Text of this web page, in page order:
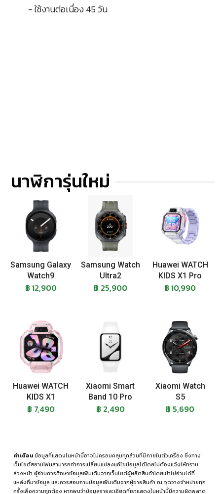
- ใช้งานต่อเนื่อง 45 วัน
นาฬิการุ่นใหม่
Samsung Galaxy
Watch9
฿ 12,900
Samsung Watch
Ultra2
฿ 25,900
Huawei WATCH
KIDS X1 Pro
฿ 10,990
Huawei WATCH
KIDS X1
฿ 7,490
Xiaomi Smart
Band 10 Pro
฿ 2,490
Xiaomi Watch
S5
฿ 5,690
คำเตือนข้อมูลที่แสดงในหน้านี้อาจไม่ครอบคลุมทุกส่วนที่มีภายในตัวเครื่อง ซึ่งทาง
เว็บไซต์สยามโฟนสามารถทำการเปลี่ยนแปลงแก้ไขข้อมูลได้โดยไม่ต้องแจ้งให้ทราบ
ล่วงหน้า ผู้อ่านควรศึกษาข้อมูลเพิ่มเติมจากเว็บไซต์ผู้ผลิตสินค้าโดยเข้าไปอ่านได้ที่
แหล่งที่มาข้อมูล และควรสอบถามข้อมูลเพิ่มเติมจากผู้ขายสินค้า ณ จุดวางจำหน่ายทุก
ครั้งเพื่อความถูกต้อง หากพบว่าข้อมูลรายละเอียดที่เราแสดงในหน้านี้มีความผิดพลาด